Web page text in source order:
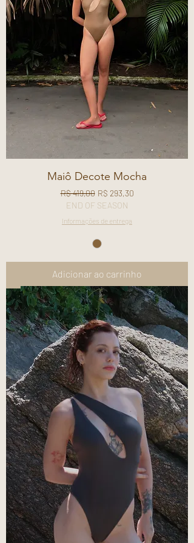
Maiô Decote Mocha
Preço normal
R$ 419,00 Preço promocional
R$ 293,30
END OF SEASON
Informações de entrega
Adicionar ao carrinho